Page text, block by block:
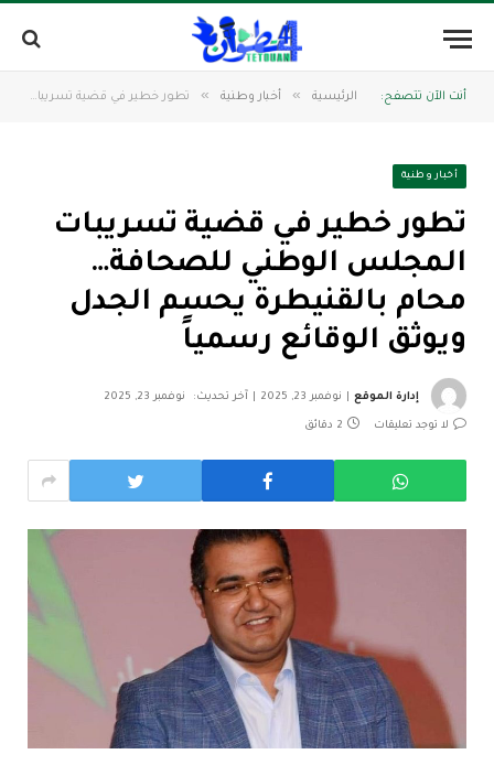
أنت الآن تتصفح: الرئيسية » أخبار وطنية » تطور خطير في قضية تسريبات المجلس الوطني للصحافة… محام بالقنيطرة يحسم الجدل ويوثق الوقائع رسمياً
أخبار وطنية
تطور خطير في قضية تسريبات
المجلس الوطني للصحافة…
محام بالقنيطرة يحسم الجدل
ويوثق الوقائع رسمياً
إدارة الموقع نوفمبر 23, 2025 آخر تحديث: نوفمبر 23, 2025
لا توجد تعليقات 2 دقائق